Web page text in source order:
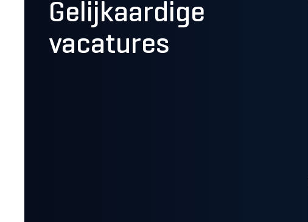
Gelijkaardige
vacatures